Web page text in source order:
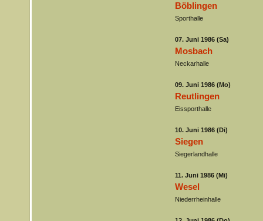
Böblingen
Sporthalle
07. Juni 1986 (Sa)
Mosbach
Neckarhalle
09. Juni 1986 (Mo)
Reutlingen
Eissporthalle
10. Juni 1986 (Di)
Siegen
Siegerlandhalle
11. Juni 1986 (Mi)
Wesel
Niederrheinhalle